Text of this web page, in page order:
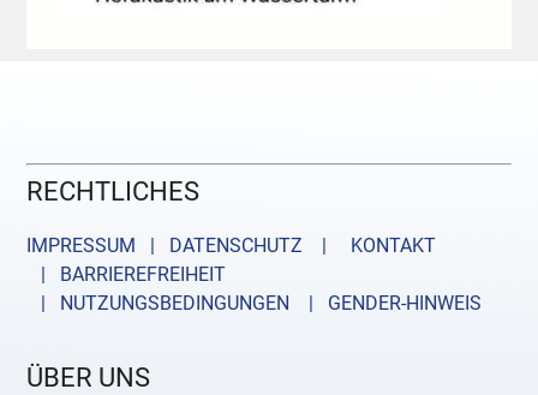
RECHTLICHES
IMPRESSUM | DATENSCHUTZ |
KONTAKT
| BARRIEREFREIHEIT
| NUTZUNGSBEDINGUNGEN
| GENDER-HINWEIS
ÜBER UNS